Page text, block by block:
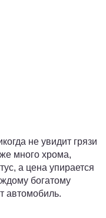
не увидит грязи
много хрома,
а цена упирается
богатому
автомобиль.